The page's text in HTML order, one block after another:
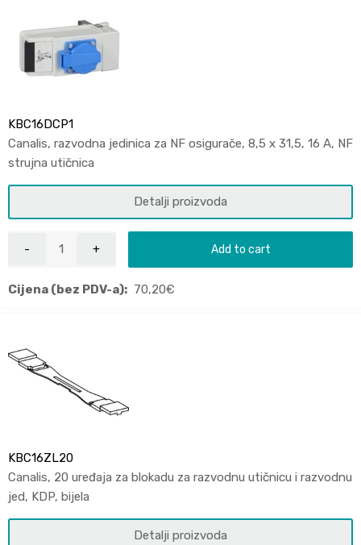
KBC16DCP1
Canalis, razvodna jedinica za NF osigurače, 8,5 x 31,5, 16 A, NF
strujna utičnica
Detalji proizvoda
Add to cart
Cijena (bez PDV-a): 70,20€
KBC16ZL20
Canalis, 20 uređaja za blokadu za razvodnu utičnicu i razvodnu
jed, KDP, bijela
Detalji proizvoda